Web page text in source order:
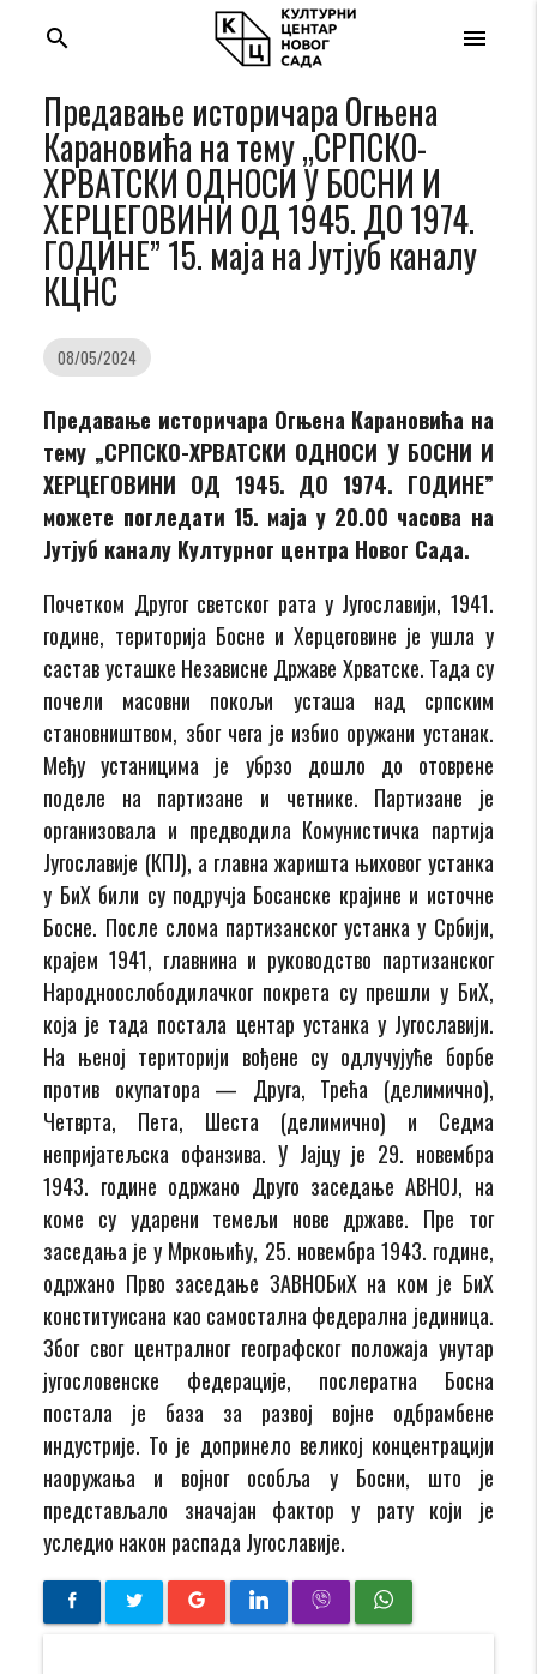
menu
search
Предавање историчара Огњена
Карановића на тему „СРПСКО-
ХРВАТСКИ ОДНОСИ У БОСНИ И
ХЕРЦЕГОВИНИ ОД 1945. ДО 1974.
ГОДИНЕ” 15. маја на Јутјуб каналу
КЦНС
08/05/2024
Предавање историчара Огњена Карановића на
тему „СРПСКО-ХРВАТСКИ ОДНОСИ У БОСНИ И
ХЕРЦЕГОВИНИ ОД 1945. ДО 1974. ГОДИНЕ”
можете погледати 15. маја у 20.00 часова на
Јутјуб каналу Културног центра Новог Сада.
Почетком Другог светског рата у Југославији, 1941.
године, територија Босне и Херцеговине је ушла у
састав усташке Независне Државе Хрватске. Тада су
почели масовни покољи усташа над српским
становништвом, због чега је избио оружани устанак.
Међу устаницима је убрзо дошло до отоврене
поделе на партизане и четнике. Партизане је
организовала и предводила Комунистичка партија
Југославије (КПЈ), а главна жаришта њиховог устанка
у БиХ били су подручја Босанске крајине и источне
Босне. После слома партизанског устанка у Србији,
крајем 1941, главнина и руководство партизанског
Народноослободилачког покрета су прешли у БиХ,
која је тада постала центар устанка у Југославији.
На њеној територији вођене су одлучујуће борбе
против окупатора — Друга, Трећа (делимично),
Четврта, Пета, Шеста (делимично) и Седма
непријатељска офанзива. У Јајцу је 29. новембра
1943. године одржано Друго заседање АВНОЈ, на
коме су ударени темељи нове државе. Пре тог
заседања је у Мркоњићу, 25. новембра 1943. године,
одржано Прво заседање ЗАВНОБиХ на ком је БиХ
конституисана као самостална федерална јединица.
Због свог централног географског положаја унутар
југословенске федерације, послератна Босна
постала је база за развој војне одбрамбене
индустрије. То је допринело великој концентрацији
наоружања и војног особља у Босни, што је
представљало значајан фактор у рату који је
уследио након распада Југославије.